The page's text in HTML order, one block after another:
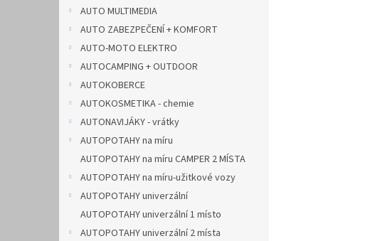
AUTO MULTIMEDIA
AUTO ZABEZPEČENÍ + KOMFORT
AUTO-MOTO ELEKTRO
AUTOCAMPING + OUTDOOR
AUTOKOBERCE
AUTOKOSMETIKA - chemie
AUTONAVIJÁKY - vrátky
AUTOPOTAHY na míru
AUTOPOTAHY na míru CAMPER 2 MÍSTA
AUTOPOTAHY na míru-užitkové vozy
AUTOPOTAHY univerzální
AUTOPOTAHY univerzální 1 místo
AUTOPOTAHY univerzální 2 místa